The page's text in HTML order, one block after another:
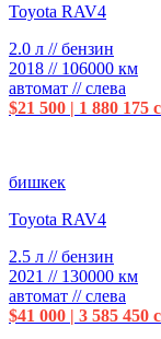
Toyota RAV4
2.0 л // бензин
2018 // 106000 км
автомат // слева
$21 500 | 1 880 175
бишкек
Toyota RAV4
2.5 л // бензин
2021 // 130000 км
автомат // слева
$41 000 | 3 585 450